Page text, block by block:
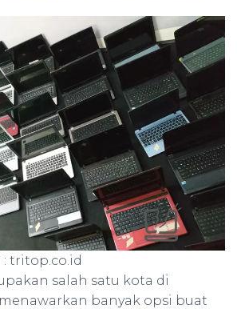
tritop.co.id
salah satu kota di
banyak opsi buat